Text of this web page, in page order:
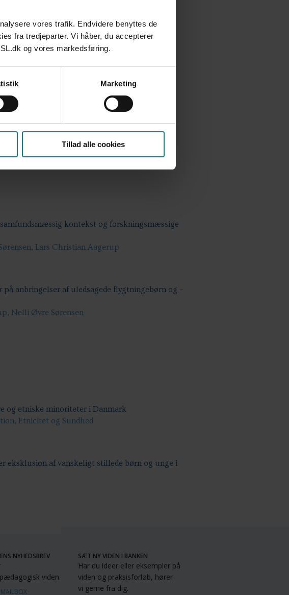
vores trafik. Endvidere benyttes de
fra tredjeparter. Vi håber, du accepterer
og vores markedsføring.
Marketing
Tillad alle cookies
og analyse
forståelse for dansk i 2. klasse
- En lingvistisk etnografisk
kontekst og forskningsmæssige
Lars Christian Aagerup
anbringelser af uledsagede flygtningebørn og –
Nelli Øvre Sørensen
og etniske minoriteter i Danmark
Etnicitet og Sundhed
eksklusion af vanskeligt stillede børn og unge i
NYHEDSBREV
viden.
SÆT NY VIDEN I BANKEN
Har du ideer eller eksempler på
viden og praksisforløb, hører
vi gerne fra dig.